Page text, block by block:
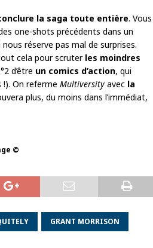
la saga toute entière. Vous
one-shots précédents dans un
réserve pas mal de surprises.
cela pour scruter les moindres
d’être un comics d’action, qui
!). On referme Multiversity avec la
plus, du moins dans l’immédiat,
©
GRANT MORRISON